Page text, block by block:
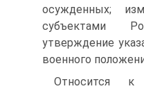
осужденных;
субъектами
утверждение
военного
Относится к